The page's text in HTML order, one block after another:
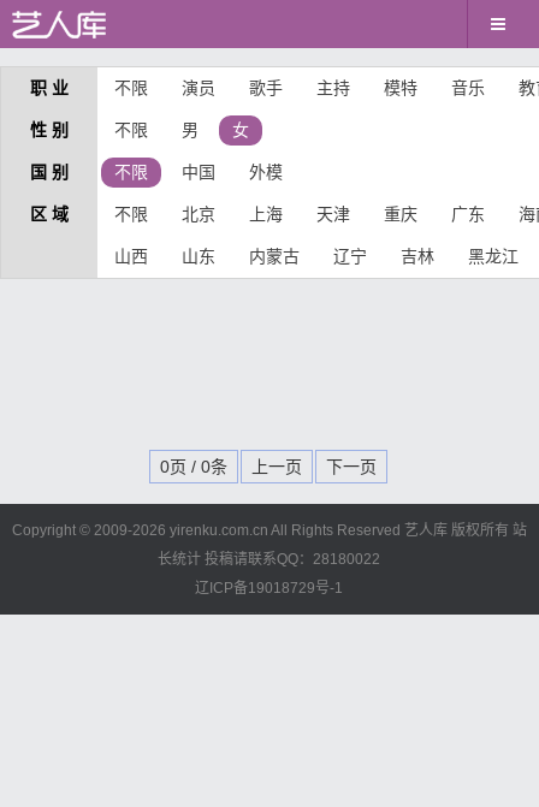
职 业 不限 演员 歌手 主持 模特 音乐 教
性 别 不限 男 女
国 别 不限 中国 外模
区 域 不限 北京 上海 天津 重庆 广东 海
山西 山东 内蒙古 辽宁 吉林 黑龙江
0页 / 0条 上一页 下一页
Copyright © 2009-2026 yirenku.com.cn All Rights Reserved 艺人库 版权所有 站
长统计 投稿请联系QQ：28180022
辽ICP备19018729号-1